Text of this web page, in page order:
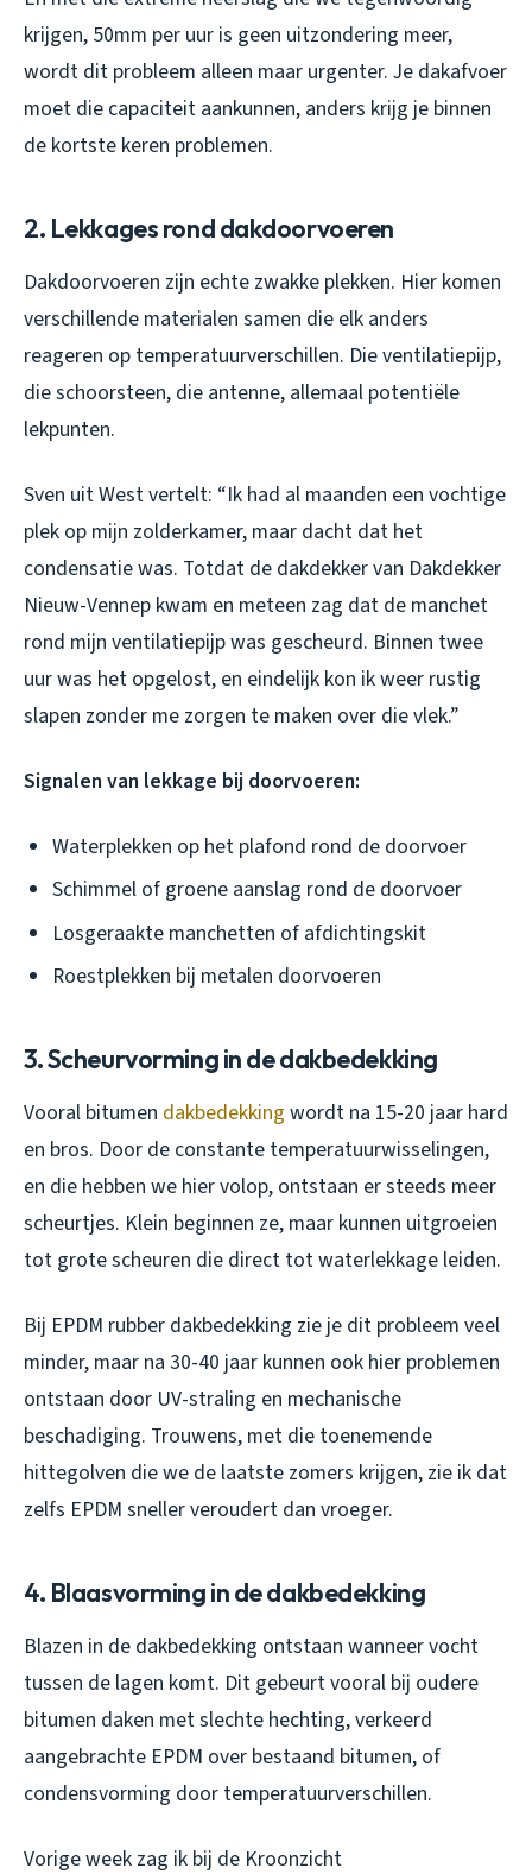
krijgen, 50mm per uur is geen uitzondering meer,
wordt dit probleem alleen maar urgenter. Je dakafvoer
moet die capaciteit aankunnen, anders krijg je binnen
de kortste keren problemen.
2. Lekkages rond dakdoorvoeren
Dakdoorvoeren zijn echte zwakke plekken. Hier komen
verschillende materialen samen die elk anders
reageren op temperatuurverschillen. Die ventilatiepijp,
die schoorsteen, die antenne, allemaal potentiële
lekpunten.
Sven uit West vertelt: “Ik had al maanden een vochtige
plek op mijn zolderkamer, maar dacht dat het
condensatie was. Totdat de dakdekker van Dakdekker
Nieuw-Vennep kwam en meteen zag dat de manchet
rond mijn ventilatiepijp was gescheurd. Binnen twee
uur was het opgelost, en eindelijk kon ik weer rustig
slapen zonder me zorgen te maken over die vlek.”
Signalen van lekkage bij doorvoeren:
Waterplekken op het plafond rond de doorvoer
Schimmel of groene aanslag rond de doorvoer
Losgeraakte manchetten of afdichtingskit
Roestplekken bij metalen doorvoeren
3. Scheurvorming in de dakbedekking
Vooral bitumen dakbedekking wordt na 15-20 jaar hard
en bros. Door de constante temperatuurwisselingen,
en die hebben we hier volop, ontstaan er steeds meer
scheurtjes. Klein beginnen ze, maar kunnen uitgroeien
tot grote scheuren die direct tot waterlekkage leiden.
Bij EPDM rubber dakbedekking zie je dit probleem veel
minder, maar na 30-40 jaar kunnen ook hier problemen
ontstaan door UV-straling en mechanische
beschadiging. Trouwens, met die toenemende
hittegolven die we de laatste zomers krijgen, zie ik dat
zelfs EPDM sneller veroudert dan vroeger.
4. Blaasvorming in de dakbedekking
Blazen in de dakbedekking ontstaan wanneer vocht
tussen de lagen komt. Dit gebeurt vooral bij oudere
bitumen daken met slechte hechting, verkeerd
aangebrachte EPDM over bestaand bitumen, of
condensvorming door temperatuurverschillen.
Vorige week zag ik bij de Kroonzicht